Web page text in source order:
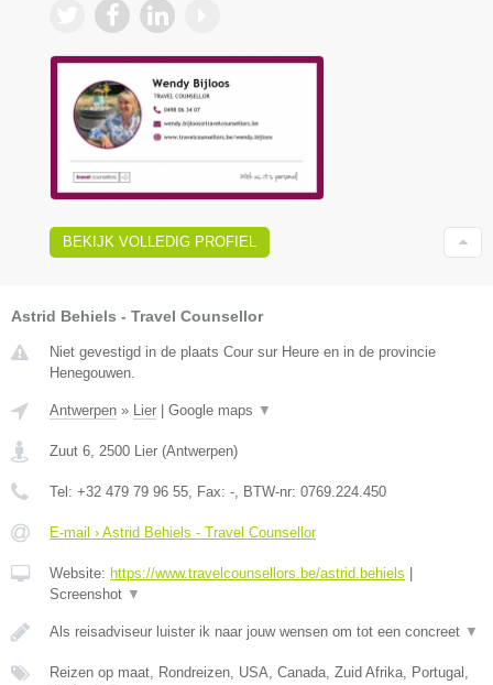
BEKIJK VOLLEDIG PROFIEL
Astrid Behiels - Travel Counsellor
Niet gevestigd in de plaats Cour sur Heure en in de provincie
Henegouwen.
Antwerpen » Lier Google maps ▼
Zuut 6 2500 Lier (Antwerpen)
Tel: +32 479 79 96 55 , Fax: - , BTW-nr: 0769.224.450
E-mail › Astrid Behiels - Travel Counsellor
Website: https://www.travelcounsellors.be/astrid.behiels
Screenshot ▼
Als reisadviseur luister ik naar jouw wensen om tot een concreet ▼
Reizen op maat, Rondreizen, USA, Canada, Zuid Afrika, Portugal,